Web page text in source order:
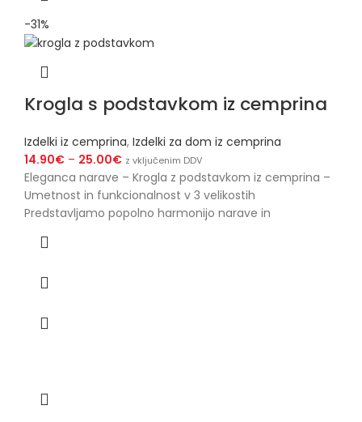
-31%
Krogla s podstavkom iz cemprina
Izdelki iz cemprina, Izdelki za dom iz cemprina
14.90€ – 25.00€ z vključenim DDV
Eleganca narave – Krogla z podstavkom iz cemprina –
Umetnost in funkcionalnost v 3 velikostih
Predstavljamo popolno harmonijo narave in